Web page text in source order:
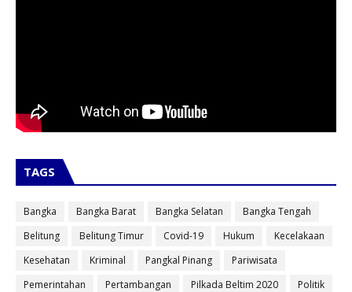
TAGS
Bangka Bangka Barat Bangka Selatan
Bangka Tengah
Belitung
Belitung Timur Covid-19 Hukum
Kecelakaan
Kesehatan
Kriminal Pangkal Pinang
Pariwisata
Pemerintahan
Pertambangan Pilkada Beltim 2020
Politik